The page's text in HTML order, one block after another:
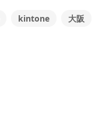
kintone 大阪